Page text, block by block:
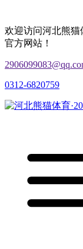
欢迎访问河北熊猫
官方网站！
0312-6820759